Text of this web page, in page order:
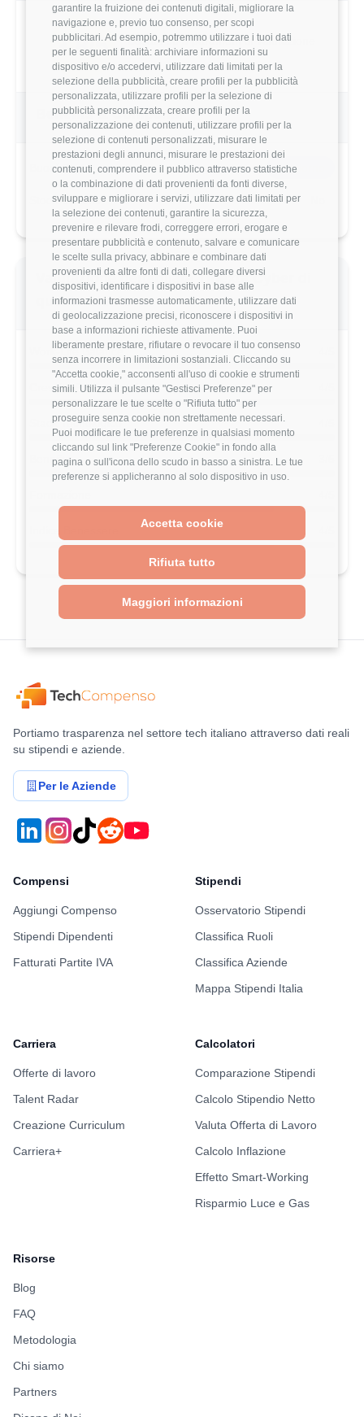
garantire la fruizione dei contenuti digitali, migliorare la
navigazione e, previo tuo consenso, per scopi
pubblicitari. Ad esempio, potremmo utilizzare i tuoi dati
per le seguenti finalità: archiviare informazioni su
dispositivo e/o accedervi, utilizzare dati limitati per la
selezione della pubblicità, creare profili per la pubblicità
personalizzata, utilizzare profili per la selezione di
pubblicità personalizzata, creare profili per la
personalizzazione dei contenuti, utilizzare profili per la
selezione di contenuti personalizzati, misurare le
prestazioni degli annunci, misurare le prestazioni dei
contenuti, comprendere il pubblico attraverso statistiche
o la combinazione di dati provenienti da fonti diverse,
sviluppare e migliorare i servizi, utilizzare dati limitati per
la selezione dei contenuti, garantire la sicurezza,
prevenire e rilevare frodi, correggere errori, erogare e
presentare pubblicità e contenuto, salvare e comunicare
le scelte sulla privacy, abbinare e combinare dati
provenienti da altre fonti di dati, collegare diversi
dispositivi, identificare i dispositivi in base alle
informazioni trasmesse automaticamente, utilizzare dati
di geolocalizzazione precisi, riconoscere i dispositivi in
base a informazioni richieste attivamente. Puoi
liberamente prestare, rifiutare o revocare il tuo consenso
senza incorrere in limitazioni sostanziali. Cliccando su
"Accetta cookie," acconsenti all'uso di cookie e strumenti
simili. Utilizza il pulsante "Gestisci Preferenze" per
personalizzare le tue scelte o "Rifiuta tutto" per
proseguire senza cookie non strettamente necessari.
Puoi modificare le tue preferenze in qualsiasi momento
cliccando sul link "Preferenze Cookie" in fondo alla
pagina o sull'icona dello scudo in basso a sinistra. Le tue
preferenze si applicheranno al solo dispositivo in uso.
Accetta cookie
Rifiuta tutto
Maggiori informazioni
3.8/5 Basato su 5 parametri di valutazione
Benefits & Compensi
Buoni Pasto 5€/giorno
Stock Options
Valutazione dettagliata Tinexta Cyber di
questo utente
Work-Life Balance
Crescita Professionale
Stack Tecnologico
Benefits
Portiamo trasparenza nel settore tech italiano attraverso dati reali
su stipendi e aziende.
Per le Aziende
Compensi
Aggiungi Compenso
Stipendi Dipendenti
Fatturati Partite IVA
Stipendi
Osservatorio Stipendi
Classifica Ruoli
Classifica Aziende
Mappa Stipendi Italia
Carriera
Offerte di lavoro
Talent Radar
Creazione Curriculum
Carriera+
Calcolatori
Comparazione Stipendi
Calcolo Stipendio Netto
Valuta Offerta di Lavoro
Calcolo Inflazione
Effetto Smart-Working
Risparmio Luce e Gas
Risorse
Blog
FAQ
Metodologia
Chi siamo
Partners